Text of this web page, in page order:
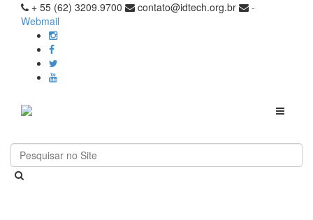
+ 55 (62) 3209.9700 contato@idtech.org.br
-
Webmail
Toggle